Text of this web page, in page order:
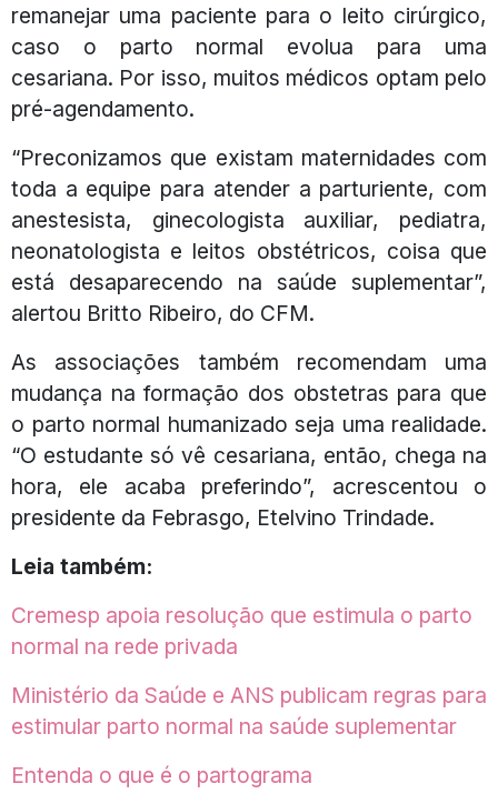
remanejar uma paciente para o leito cirúrgico,
caso o parto normal evolua para uma
cesariana. Por isso, muitos médicos optam pelo
pré-agendamento.
“Preconizamos que existam maternidades com
toda a equipe para atender a parturiente, com
anestesista, ginecologista auxiliar, pediatra,
neonatologista e leitos obstétricos, coisa que
está desaparecendo na saúde suplementar”,
alertou Britto Ribeiro, do CFM.
As associações também recomendam uma
mudança na formação dos obstetras para que
o parto normal humanizado seja uma realidade.
“O estudante só vê cesariana, então, chega na
hora, ele acaba preferindo”, acrescentou o
presidente da Febrasgo, Etelvino Trindade.
Leia também:
Cremesp apoia resolução que estimula o parto
normal na rede privada
Ministério da Saúde e ANS publicam regras para
estimular parto normal na saúde suplementar
Entenda o que é o partograma